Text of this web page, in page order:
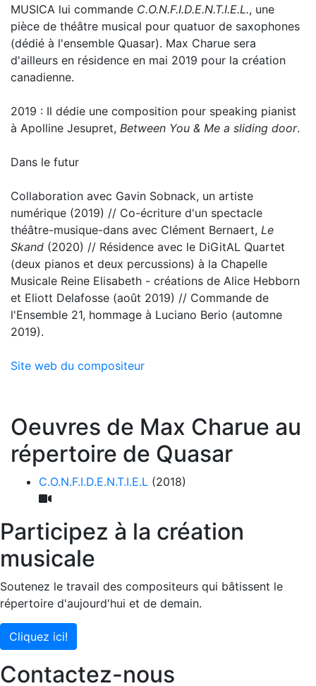
MUSICA lui commande C.O.N.F.I.D.E.N.T.I.E.L., une
pièce de théâtre musical pour quatuor de saxophones
(dédié à l'ensemble Quasar). Max Charue sera
d'ailleurs en résidence en mai 2019 pour la création
canadienne.
2019 : Il dédie une composition pour speaking pianist
à Apolline Jesupret, Between You & Me a sliding door.
Dans le futur
Collaboration avec Gavin Sobnack, un artiste
numérique (2019) // Co-écriture d'un spectacle
théâtre-musique-dans avec Clément Bernaert, Le
Skand (2020) // Résidence avec le DiGitAL Quartet
(deux pianos et deux percussions) à la Chapelle
Musicale Reine Elisabeth - créations de Alice Hebborn
et Eliott Delafosse (août 2019) // Commande de
l'Ensemble 21, hommage à Luciano Berio (automne
2019).
Site web du compositeur
Oeuvres de Max Charue au
répertoire de Quasar
C.O.N.F.I.D.E.N.T.I.E.L (2018)
Participez à la création
musicale
Soutenez le travail des compositeurs qui bâtissent le
répertoire d'aujourd'hui et de demain.
Cliquez ici!
Contactez-nous